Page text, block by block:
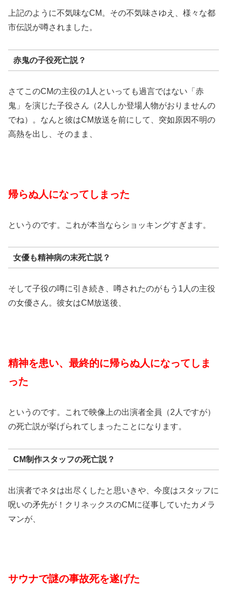
上記のように不気味なCM。その不気味さゆえ、様々な都
市伝説が噂されました。
赤鬼の子役死亡説？
さてこのCMの主役の1人といっても過言ではない「赤
鬼」を演じた子役さん（2人しか登場人物がおりませんの
でね）。なんと彼はCM放送を前にして、突如原因不明の
高熱を出し、そのまま、
帰らぬ人になってしまった
というのです。これが本当ならショッキングすぎます。
女優も精神病の末死亡説？
そして子役の噂に引き続き、噂されたのがもう1人の主役
の女優さん。彼女はCM放送後、
精神を患い、最終的に帰らぬ人になってしま
った
というのです。これで映像上の出演者全員（2人ですが）
の死亡説が挙げられてしまったことになります。
CM制作スタッフの死亡説？
出演者でネタは出尽くしたと思いきや、今度はスタッフに
呪いの矛先が！クリネックスのCMに従事していたカメラ
マンが、
サウナで謎の事故死を遂げた